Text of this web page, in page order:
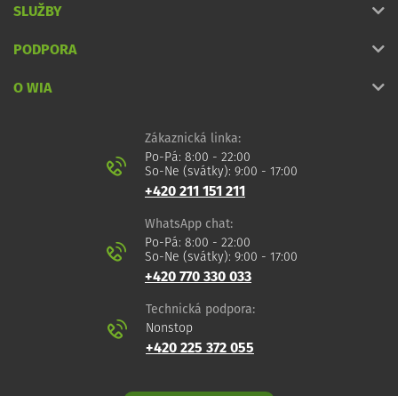
SLUŽBY
PODPORA
O WIA
Zákaznická linka:
Po-Pá: 8:00 - 22:00
So-Ne (svátky): 9:00 - 17:00
+420 211 151 211
WhatsApp chat:
Po-Pá: 8:00 - 22:00
So-Ne (svátky): 9:00 - 17:00
+420 770 330 033
Technická podpora:
Nonstop
+420 225 372 055